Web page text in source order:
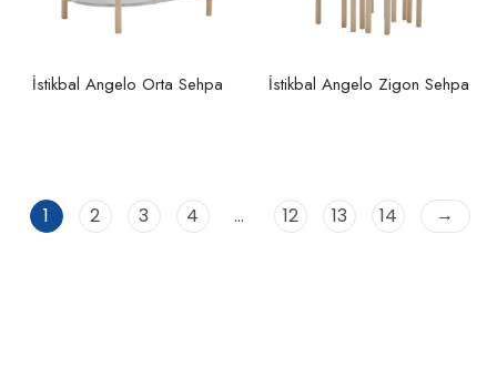
İstikbal Angelo Orta Sehpa İstikbal Angelo Zigon Sehpa
1 2 3 4 … 12 13 14 →